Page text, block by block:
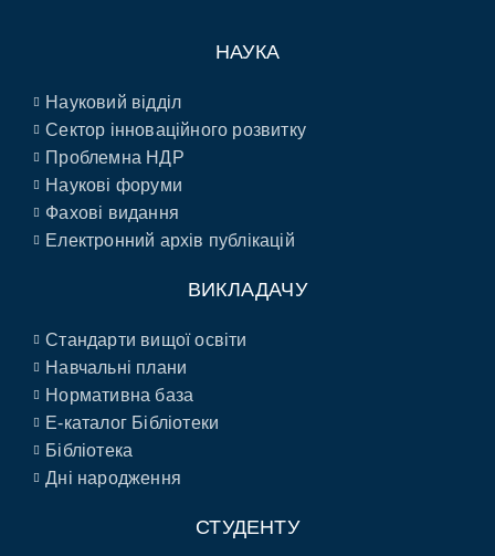
НАУКА
Науковий відділ
Сектор інноваційного розвитку
Проблемна НДР
Наукові форуми
Фахові видання
Електронний архів публікацій
ВИКЛАДАЧУ
Стандарти вищої освіти
Навчальні плани
Нормативна база
E-каталог Бібліотеки
Бібліотека
Дні народження
СТУДЕНТУ